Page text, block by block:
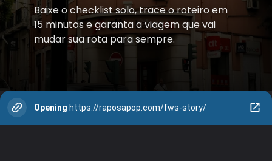
Baixe o checklist solo, trace o roteiro em
15 minutos e garanta a viagem que vai
mudar sua rota para sempre.
Opening https://raposapop.com/fws-story/